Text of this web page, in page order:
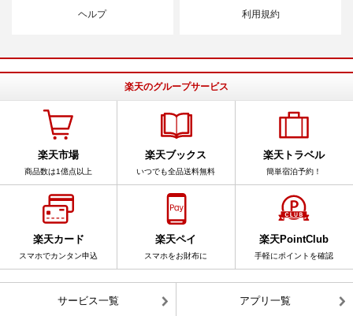
ヘルプ 利用規約
楽天のグループサービス
楽天市場
商品数は1億点以上
楽天ブックス
いつでも全品送料無料
楽天トラベル
簡単宿泊予約！
楽天カード
スマホでカンタン申込
楽天ペイ
スマホをお財布に
楽天PointClub
手軽にポイントを確認
サービス一覧 アプリ一覧